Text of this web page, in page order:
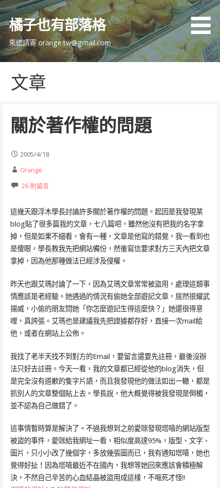
跳
主
內
橘子也有部落格
來信請寄 orange.tw@gmail.com
文章
關於著作權的問題
2005/4/18
Orange
26 則留言
這幾天跟浮木學長討論許多關於著作權的問題。起因是我發現某
blog貼了很多篇我的文章，七八篇吧，雖然他沒有把我的名字拿
掉，但是如果不細看，會有一種，文章是他寫的錯覺，我一看到也
是傻眼，學長教我先把網站備份，然後寫信要求對方三天內把文章
拿掉，因為他那種做法已經涉及侵權。
昨天也跟艾瑪討論了一下，因為艾瑪文章常常被盜用，處理這類事
情應該是老經驗。她遇過的情況有偷她全部遊記文章，居然很耀武
揚威，小偷的朋友問她「你怎麼遊記生得這麼快？」她還很得意
哩，真誇張。艾瑪也是建議我先把證據都存好，直接一次mail給
他，或者在網站上公佈。
我找了老半天找不到對方的Email，要留言還要先註冊，最後沒辦
法只好去註冊。今天一看，我的文章都已經從他的blog消失，但
是完全沒有道歉的隻字片語，而且我發現他的做法如出一轍，都是
抓別人的文章整個貼上去。學長說，他大概覺得被我發現是倒楣，
並不認為自己做錯了。
這事情暫時算是解決了。不過我想到之前愛咪發現塔嘻的網站版型
被盜的事件，愛咪給我網址一看，相似度高達95%，版型、文字、
圖片，只小小改了幾個字，多放幾張圖而已，我有通知塔嘻，她也
覺得好扯！因為塔嘻最近不在國內，我想等她回來應該會積極解
決，不然自己辛苦的心血結晶被盜用成這樣，不嘔死才怪!!